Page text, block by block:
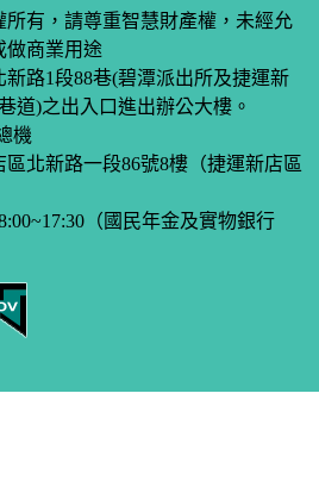
有，請尊重智慧財產權，未經允
做商業用途
路1段88巷(碧潭派出所及捷運新
道)之出入口進出辦公大樓。
機
區北新路一段86號8樓（捷運新店區
（國民年金及實物銀行